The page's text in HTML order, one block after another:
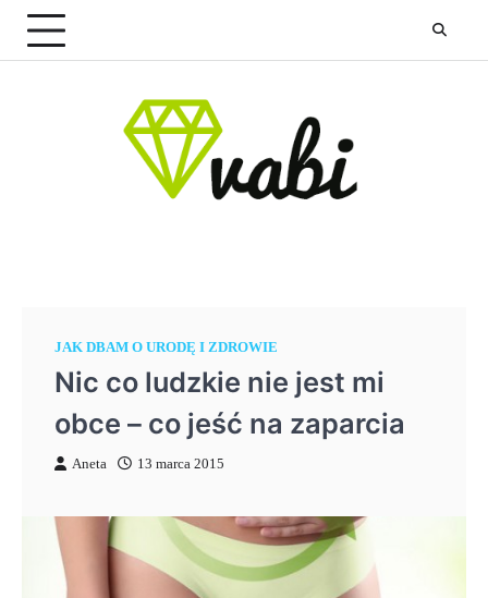
Skip
content
JAK DBAM O URODĘ I ZDROWIE
Nic co ludzkie nie jest mi
obce – co jeść na zaparcia
Aneta 13 marca 2015